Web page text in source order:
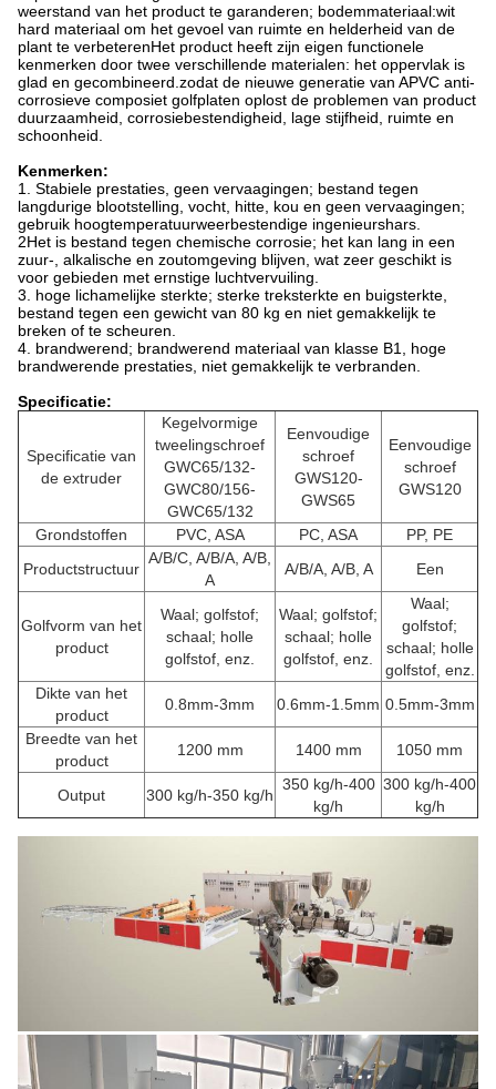
weerstand van het product te garanderen; bodemmateriaal:wit
hard materiaal om het gevoel van ruimte en helderheid van de
plant te verbeterenHet product heeft zijn eigen functionele
kenmerken door twee verschillende materialen: het oppervlak is
glad en gecombineerd.zodat de nieuwe generatie van APVC anti-
corrosieve composiet golfplaten oplost de problemen van product
duurzaamheid, corrosiebestendigheid, lage stijfheid, ruimte en
schoonheid.
Kenmerken:
1. Stabiele prestaties, geen vervaagingen; bestand tegen
langdurige blootstelling, vocht, hitte, kou en geen vervaagingen;
gebruik hoogtemperatuurweerbestendige ingenieurshars.
2Het is bestand tegen chemische corrosie; het kan lang in een
zuur-, alkalische en zoutomgeving blijven, wat zeer geschikt is
voor gebieden met ernstige luchtvervuiling.
3. hoge lichamelijke sterkte; sterke treksterkte en buigsterkte,
bestand tegen een gewicht van 80 kg en niet gemakkelijk te
breken of te scheuren.
4. brandwerend; brandwerend materiaal van klasse B1, hoge
brandwerende prestaties, niet gemakkelijk te verbranden.
Specificatie:
Specificatie van
de extruder
Kegelvormige
tweelingschroef
GWC65/132-
GWC80/156-
GWC65/132
Eenvoudige
schroef
GWS120-
GWS65
Eenvoudige
schroef
GWS120
Grondstoffen PVC, ASA PC, ASA
PP, PE
Productstructuur
A/B/C, A/B/A, A/B,
A
A/B/A, A/B, A Een
Golfvorm van het
product
Waal; golfstof;
schaal; holle
golfstof, enz.
Waal; golfstof;
schaal; holle
golfstof, enz.
Waal;
golfstof;
schaal; holle
golfstof, enz.
Dikte van het
product
0.8mm-3mm 0.6mm-1.5mm 0.5mm-3mm
Breedte van het
product
1200 mm 1400 mm 1050 mm
Output 300 kg/h-350 kg/h
350 kg/h-400
kg/h
300 kg/h-400
kg/h